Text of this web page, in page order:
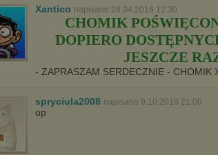
Xantico napisano 28.04.2016 12:30
CHOMIK
DOPIERO
JESZCZE
- ZAPRASZAM SERDECZNIE - CHOMIK
spryciula2008 napisano 9.10.2016 21:00
op